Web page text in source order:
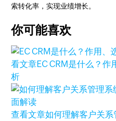
索转化率，实现业绩增长。
你可能喜欢
看文章EC CRM是什么？
析
查看文章如何理解客户关